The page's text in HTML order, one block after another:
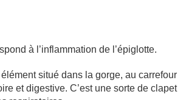
à l’inflammation de l’épiglotte.
élément situé dans la gorge, au carrefour
et digestive. C’est une sorte de clapet